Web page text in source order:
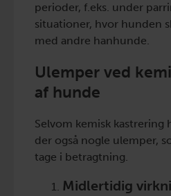
perioder, f.eks. under
situationer, hvor hunden
med andre hanhunde.
Ulemper ved
af hunde
Selvom kemisk kastrering
der også nogle ulemper,
tage i betragtning.
Midlertidig